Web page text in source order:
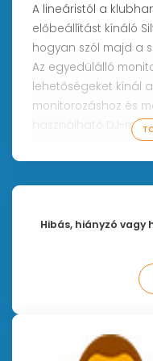
A lineáristól a
előbeállítást kínáló
hogyan szól majd a
Az egyedülálló
lehetőségeket kínál
monitorozáshoz és
használható DJ-
gyártáshoz,
lejátszáshoz.
- Típus: 2-utas aktív
- LF meghajtó: 15”-
mélysugárzó
hangtekerccsel.
membrános
100 W AES
Hibás, hiányzó vagy